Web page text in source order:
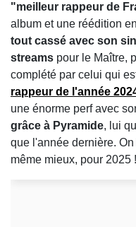
"meilleur rappeur de
album et une réédition
tout cassé avec son
streams pour le Maître,
complété par celui qui
rappeur de l'année
une énorme perf avec
grâce à Pyramide, lui
que l'année dernière.
même mieux, pour 2025 !